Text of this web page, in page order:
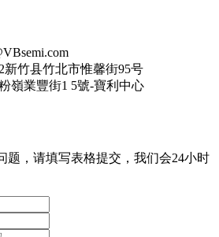
新竹县竹北市惟馨街95号
嶺業豐街1 5號-寶利中心
题，请填写表格提交，我们会24小时